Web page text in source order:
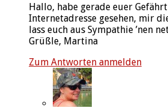
Hallo, habe gerade euer
Internetadresse gesehen, mir
lass euch aus Sympathie ’nen
Grüßle, Martina
Zum Antworten anmelden